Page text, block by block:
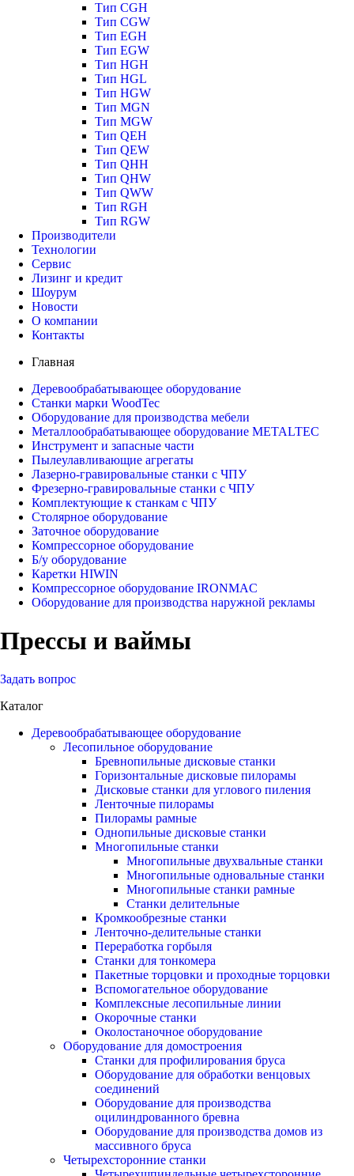
Тип CGH
Тип CGW
Тип EGH
Тип EGW
Тип HGH
Тип HGL
Тип HGW
Тип MGN
Тип MGW
Тип QEH
Тип QEW
Тип QHH
Тип QHW
Тип QWW
Тип RGH
Тип RGW
Производители
Технологии
Сервис
Лизинг и кредит
Шоурум
Новости
О компании
Контакты
Главная
Деревообрабатывающее оборудование
Станки марки WoodTec
Оборудование для производства мебели
Металлообрабатывающее оборудование METALTEC
Инструмент и запасные части
Пылеулавливающие агрегаты
Лазерно-гравировальные станки с ЧПУ
Фрезерно-гравировальные станки с ЧПУ
Комплектующие к станкам с ЧПУ
Столярное оборудование
Заточное оборудование
Компрессорное оборудование
Б/у оборудование
Каретки HIWIN
Компрессорное оборудование IRONMAC
Оборудование для производства наружной рекламы
Прессы и ваймы
Задать вопрос
Каталог
Деревообрабатывающее оборудование
Лесопильное оборудование
Бревнопильные дисковые станки
Горизонтальные дисковые пилорамы
Дисковые станки для углового пиления
Ленточные пилорамы
Пилорамы рамные
Однопильные дисковые станки
Многопильные станки
Многопильные двухвальные станки
Многопильные одновальные станки
Многопильные станки рамные
Станки делительные
Кромкообрезные станки
Ленточно-делительные станки
Переработка горбыля
Станки для тонкомера
Пакетные торцовки и проходные торцовки
Вспомогательное оборудование
Комплексные лесопильные линии
Окорочные станки
Околостаночное оборудование
Оборудование для домостроения
Станки для профилирования бруса
Оборудование для обработки венцовых
соединений
Оборудование для производства
оцилиндрованного бревна
Оборудование для производства домов из
массивного бруса
Четырехсторонние станки